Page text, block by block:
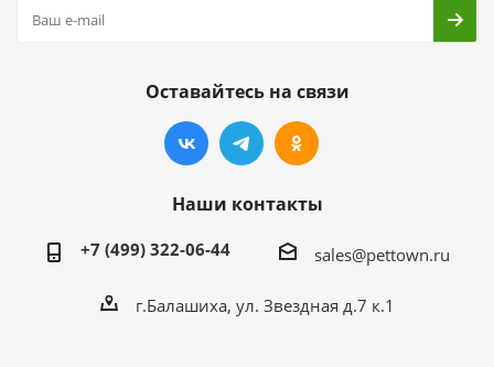
Оставайтесь на связи
Наши контакты
+7 (499) 322-06-44 sales@pettown.ru
г.Балашиха, ул. Звездная д.7 к.1